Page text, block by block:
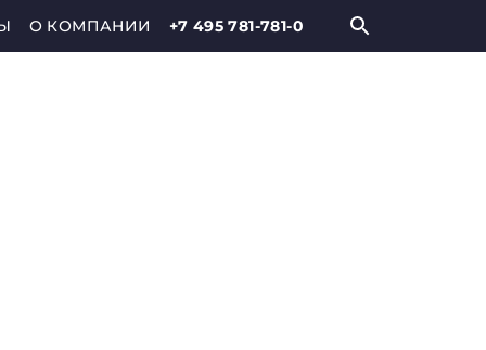
О КОМПАНИИ +7 495 781-781-0